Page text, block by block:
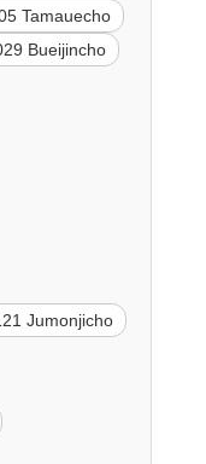
Tamauecho
Bueijincho
Jumonjicho